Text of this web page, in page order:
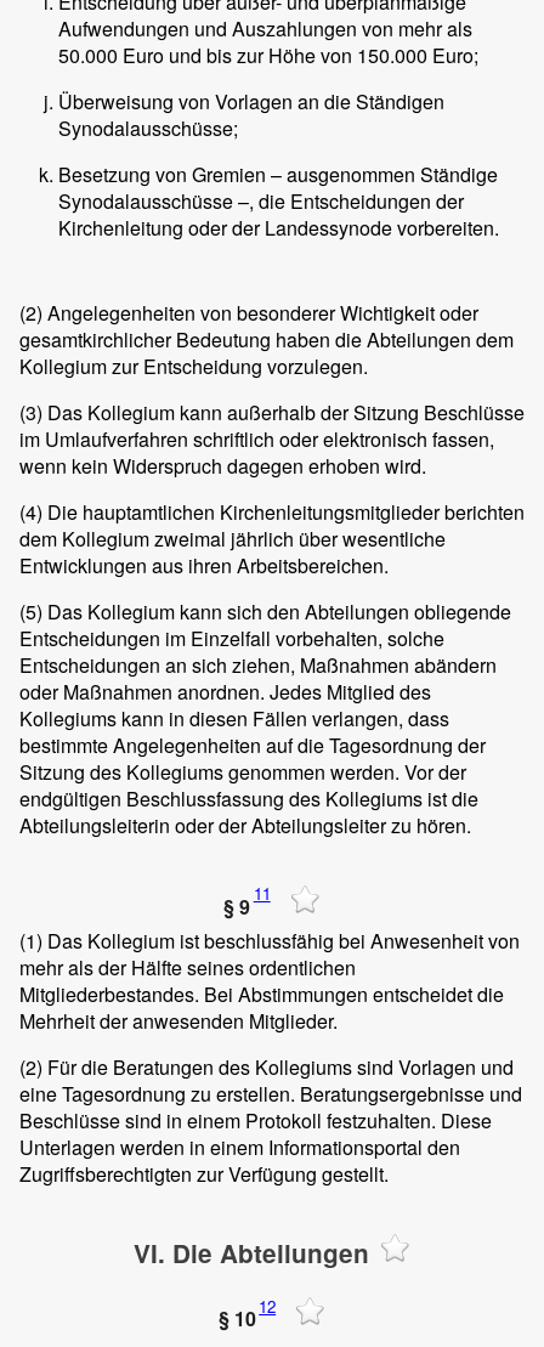
Aufwendungen und Auszahlungen von mehr als
50.000 Euro und bis zur Höhe von 150.000 Euro;
Überweisung von Vorlagen an die Ständigen
Synodalausschüsse;
Besetzung von Gremien – ausgenommen Ständige
Synodalausschüsse –, die Entscheidungen der
Kirchenleitung oder der Landessynode vorbereiten.
(2) Angelegenheiten von besonderer Wichtigkeit oder
gesamtkirchlicher Bedeutung haben die Abteilungen dem
Kollegium zur Entscheidung vorzulegen.
(3) Das Kollegium kann außerhalb der Sitzung Beschlüsse
im Umlaufverfahren schriftlich oder elektronisch fassen,
wenn kein Widerspruch dagegen erhoben wird.
(4) Die hauptamtlichen Kirchenleitungsmitglieder berichten
dem Kollegium zweimal jährlich über wesentliche
Entwicklungen aus ihren Arbeitsbereichen.
(5) Das Kollegium kann sich den Abteilungen obliegende
Entscheidungen im Einzelfall vorbehalten, solche
Entscheidungen an sich ziehen, Maßnahmen abändern
oder Maßnahmen anordnen. Jedes Mitglied des
Kollegiums kann in diesen Fällen verlangen, dass
bestimmte Angelegenheiten auf die Tagesordnung der
Sitzung des Kollegiums genommen werden. Vor der
endgültigen Beschlussfassung des Kollegiums ist die
Abteilungsleiterin oder der Abteilungsleiter zu hören.
§ 9 11
(1) Das Kollegium ist beschlussfähig bei Anwesenheit von
mehr als der Hälfte seines ordentlichen
Mitgliederbestandes. Bei Abstimmungen entscheidet die
Mehrheit der anwesenden Mitglieder.
(2) Für die Beratungen des Kollegiums sind Vorlagen und
eine Tagesordnung zu erstellen. Beratungsergebnisse und
Beschlüsse sind in einem Protokoll festzuhalten. Diese
Unterlagen werden in einem Informationsportal den
Zugriffsberechtigten zur Verfügung gestellt.
VI. Die Abteilungen
§ 1012